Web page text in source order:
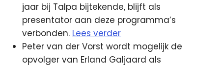
jaar bij Talpa bijtekende, blijft als
presentator aan deze programma’s
verbonden. Lees verder
Peter van der Vorst wordt mogelijk de
opvolger van Erland Galjaard als